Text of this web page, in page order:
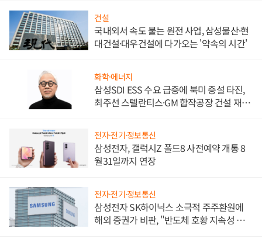
건설
국내외서 속도 붙는 원전 사업, 삼성물산·현
대건설·대우건설에 다가오는 '약속의 시간'
화학·에너지
삼성SDI ESS 수요 급증에 북미 증설 타진,
최주선 스텔란티스·GM 합작공장 건설 재추
전자·전기·정보통신
삼성전자, 갤럭시Z 폴드8 사전예약 개통 8
월31일까지 연장
전자·전기·정보통신
삼성전자 SK하이닉스 소극적 주주환원에
해외 증권가 비판, "반도체 호황 지속성 의